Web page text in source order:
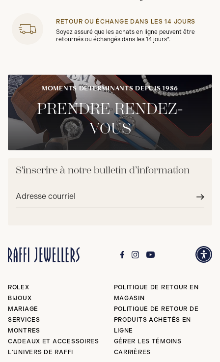
RETOUR OU ÉCHANGE DANS LES 14 JOURS
Soyez assuré que les achats en ligne peuvent être
retournés ou échangés dans les 14 jours*.
MOMENTS DÉTERMINANTS DEPUIS 1986
PRENDRE RENDEZ-
VOUS
S'inscrire à notre bulletin d’information
Adresse
ROLEX
BIJOUX
MARIAGE
SERVICES
MONTRES
CADEAUX ET ACCESSOIRES
L'UNIVERS DE RAFFI
POLITIQUE DE RETOUR EN
MAGASIN
POLITIQUE DE RETOUR DE
PRODUITS ACHETÉS EN
LIGNE
GÉRER LES TÉMOINS
CARRIÈRES